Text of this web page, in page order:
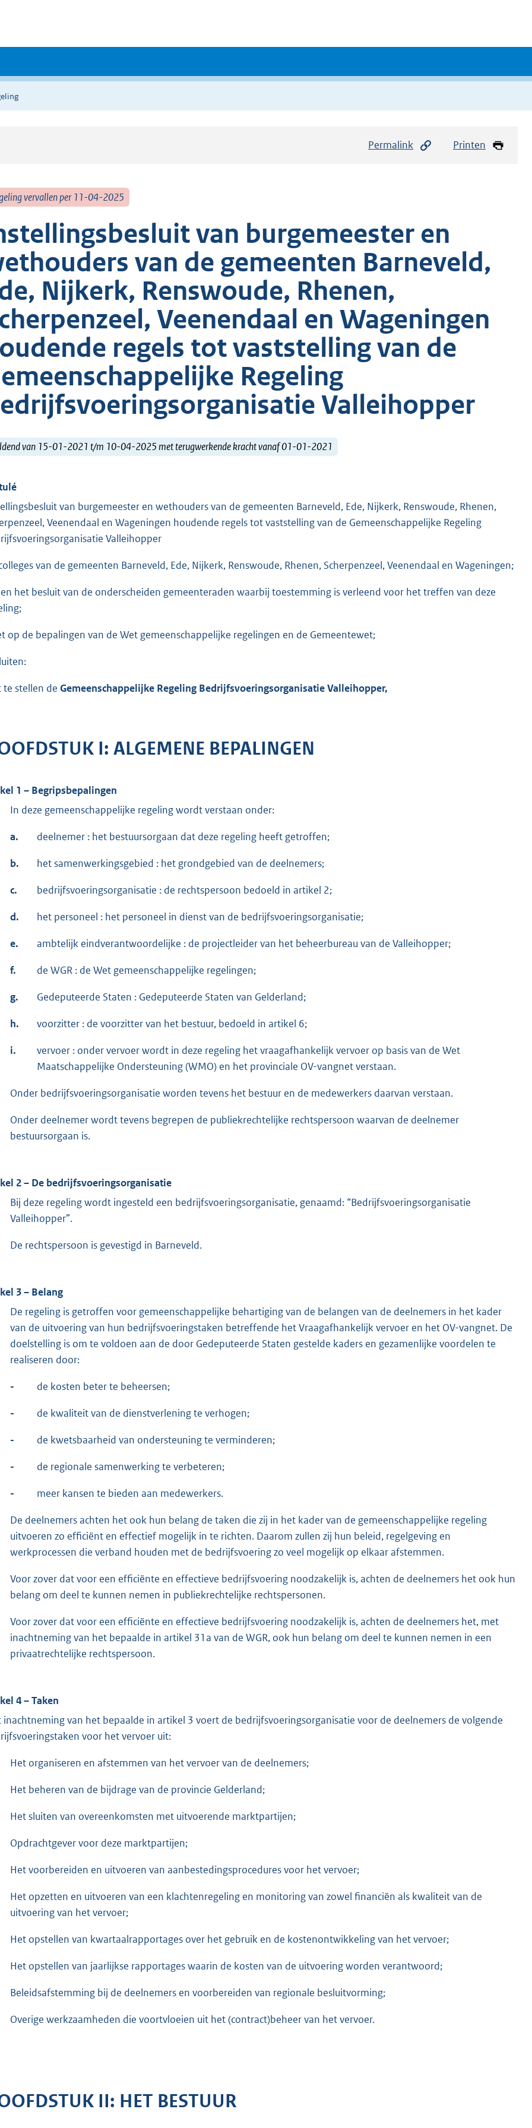
Permalink Printen
vervallen per 11-04-2025
van burgemeester en
van de gemeenten Barneveld,
Nijkerk, Renswoude, Rhenen,
Veenendaal en Wageningen
regels tot vaststelling van de
Regeling
Valleihopper
van 15-01-2021 t/m 10-04-2025 met terugwerkende kracht vanaf 01-01-2021
van burgemeester en wethouders van de gemeenten Barneveld, Ede, Nijkerk, Renswoude, Rhenen,
Veenendaal en Wageningen houdende regels tot vaststelling van de Gemeenschappelijke Regeling
Valleihopper
van de gemeenten Barneveld, Ede, Nijkerk, Renswoude, Rhenen, Scherpenzeel, Veenendaal en Wageningen;
het besluit van de onderscheiden gemeenteraden waarbij toestemming is verleend voor het treffen van deze
op de bepalingen van de Wet gemeenschappelijke regelingen en de Gemeentewet;
te stellen de Gemeenschappelijke Regeling BedrijfsvoeringsorganisatieValleihopper,
I: ALGEMENE BEPALINGEN
1 – Begripsbepalingen
In deze gemeenschappelijke regeling wordt verstaan onder:
a. deelnemer : het bestuursorgaan dat deze regeling heeft getroffen;
b. het samenwerkingsgebied : het grondgebied van de deelnemers;
c. bedrijfsvoeringsorganisatie : de rechtspersoon bedoeld in artikel 2;
d. het personeel : het personeel in dienst van de bedrijfsvoeringsorganisatie;
e. ambtelijk eindverantwoordelijke : de projectleider van het beheerbureau van de Valleihopper;
f. de WGR : de Wet gemeenschappelijke regelingen;
g. Gedeputeerde Staten : Gedeputeerde Staten van Gelderland;
h. voorzitter : de voorzitter van het bestuur, bedoeld in artikel 6;
i.
vervoer : onder vervoer wordt in deze regeling het vraagafhankelijk vervoer op basis van de Wet
Maatschappelijke Ondersteuning (WMO) en het provinciale OV-vangnet verstaan.
Onder bedrijfsvoeringsorganisatie worden tevens het bestuur en de medewerkers daarvan verstaan.
Onder deelnemer wordt tevens begrepen de publiekrechtelijke rechtspersoon waarvan de deelnemer
bestuursorgaan is.
2 – De bedrijfsvoeringsorganisatie
Bij deze regeling wordt ingesteld een bedrijfsvoeringsorganisatie, genaamd: “Bedrijfsvoeringsorganisatie
Valleihopper”.
De rechtspersoon is gevestigd in Barneveld.
3 – Belang
De regeling is getroffen voor gemeenschappelijke behartiging van de belangen van de deelnemers in het kader
van de uitvoering van hun bedrijfsvoeringstaken betreffende het Vraagafhankelijk vervoer en het OV-vangnet. De
doelstelling is om te voldoen aan de door Gedeputeerde Staten gestelde kaders en gezamenlijke voordelen te
realiseren door:
- de kosten beter te beheersen;
- de kwaliteit van de dienstverlening te verhogen;
- de kwetsbaarheid van ondersteuning te verminderen;
- de regionale samenwerking te verbeteren;
- meer kansen te bieden aan medewerkers.
De deelnemers achten het ook hun belang de taken die zij in het kader van de gemeenschappelijke regeling
uitvoeren zo efficiënt en effectief mogelijk in te richten. Daarom zullen zij hun beleid, regelgeving en
werkprocessen die verband houden met de bedrijfsvoering zo veel mogelijk op elkaar afstemmen.
Voor zover dat voor een efficiënte en effectieve bedrijfsvoering noodzakelijk is, achten de deelnemers het ook hun
belang om deel te kunnen nemen in publiekrechtelijke rechtspersonen.
Voor zover dat voor een efficiënte en effectieve bedrijfsvoering noodzakelijk is, achten de deelnemers het, met
inachtneming van het bepaalde in artikel 31a van de WGR, ook hun belang om deel te kunnen nemen in een
privaatrechtelijke rechtspersoon.
4 – Taken
inachtneming van het bepaalde in artikel 3 voert de bedrijfsvoeringsorganisatie voor de deelnemers de volgende
voor het vervoer uit:
Het organiseren en afstemmen van het vervoer van de deelnemers;
Het beheren van de bijdrage van de provincie Gelderland;
Het sluiten van overeenkomsten met uitvoerende marktpartijen;
Opdrachtgever voor deze marktpartijen;
Het voorbereiden en uitvoeren van aanbestedingsprocedures voor het vervoer;
Het opzetten en uitvoeren van een klachtenregeling en monitoring van zowel financiën als kwaliteit van de
uitvoering van het vervoer;
Het opstellen van kwartaalrapportages over het gebruik en de kostenontwikkeling van het vervoer;
Het opstellen van jaarlijkse rapportages waarin de kosten van de uitvoering worden verantwoord;
Beleidsafstemming bij de deelnemers en voorbereiden van regionale besluitvorming;
Overige werkzaamheden die voortvloeien uit het (contract)beheer van het vervoer.
II: HET BESTUUR